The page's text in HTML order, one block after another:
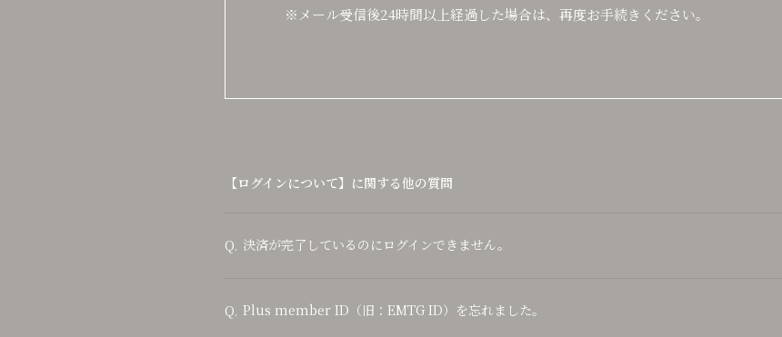
※メール受信後24時間以上経過した場合は、再度お手続きください。
【ログインについて】に関する他の質問
Q. 決済が完了しているのにログインできません。
Q. Plus member ID（旧：EMTG ID）を忘れました。